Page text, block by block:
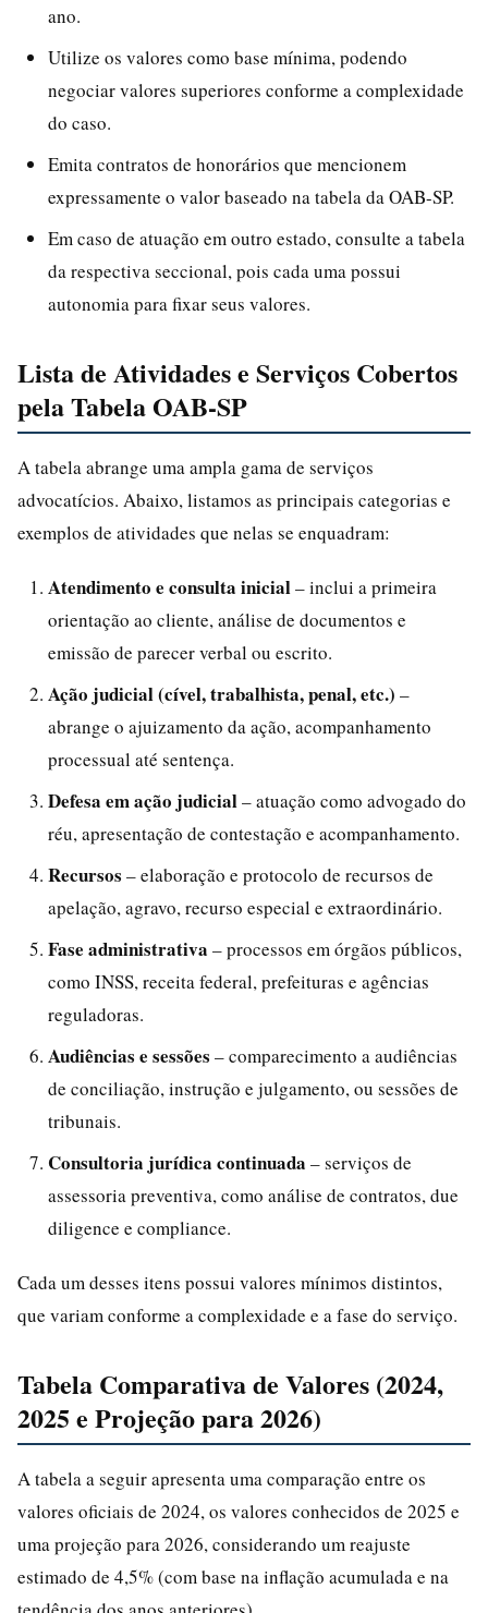
ano.
Utilize os valores como base mínima, podendo
negociar valores superiores conforme a complexidade
do caso.
Emita contratos de honorários que mencionem
expressamente o valor baseado na tabela da OAB-SP.
Em caso de atuação em outro estado, consulte a tabela
da respectiva seccional, pois cada uma possui
autonomia para fixar seus valores.
Lista de Atividades e Serviços Cobertos
pela Tabela OAB-SP
A tabela abrange uma ampla gama de serviços
advocatícios. Abaixo, listamos as principais categorias e
exemplos de atividades que nelas se enquadram:
Atendimento e consulta inicial– inclui a primeira
orientação ao cliente, análise de documentos e
emissão de parecer verbal ou escrito.
Ação judicial (cível, trabalhista, penal, etc.) –
abrange o ajuizamento da ação, acompanhamento
processual até sentença.
Defesa em ação judicial– atuação como advogado do
réu, apresentação de contestação e acompanhamento.
Recursos – elaboração e protocolo de recursos de
apelação, agravo, recurso especial e extraordinário.
Fase administrativa – processos em órgãos públicos,
como INSS, receita federal, prefeituras e agências
reguladoras.
Audiências e sessões – comparecimento a audiências
de conciliação, instrução e julgamento, ou sessões de
tribunais.
Consultoria jurídica continuada – serviços de
assessoria preventiva, como análise de contratos, due
diligence e compliance.
Cada um desses itens possui valores mínimos distintos,
que variam conforme a complexidade e a fase do serviço.
Tabela Comparativa de Valores (2024,
2025 e Projeção para 2026)
A tabela a seguir apresenta uma comparação entre os
valores oficiais de 2024, os valores conhecidos de 2025 e
uma projeção para 2026, considerando um reajuste
estimado de 4,5% (com base na inflação acumulada e na